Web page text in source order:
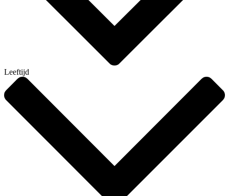
Leeftijd